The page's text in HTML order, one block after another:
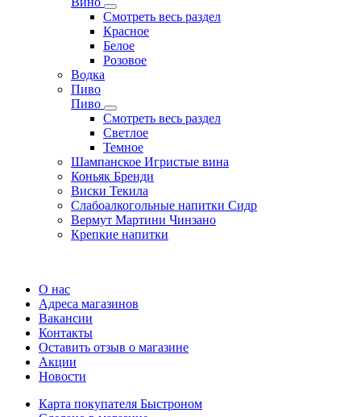
Смотреть весь раздел
Красное
Белое
Розовое
Водка
Пиво
Пиво
Смотреть весь раздел
Cветлое
Темное
Шампанское Игристые вина
Коньяк Бренди
Виски Текила
Слабоалкогольные напитки Сидр
Вермут Мартини Чинзано
Крепкие напитки
О нас
Адреса магазинов
Вакансии
Контакты
Оставить отзыв о магазине
Акции
Новости
Карта покупателя Быстроном